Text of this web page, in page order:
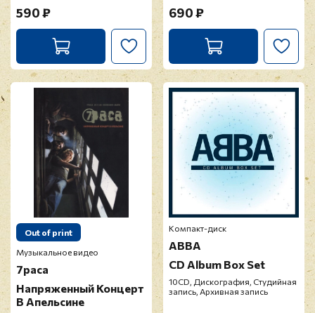
590 ₽ 690 ₽
Out of print
Музыкальное видео
7раса
Напряженный Концерт
В Апельсине
Компакт-диск
ABBA
CD Album Box Set
10CD, Дискография, Студийная
запись, Архивная запись